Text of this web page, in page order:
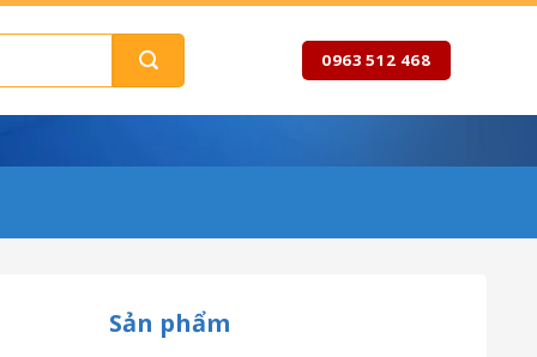
0963 512 468
Sản phẩm